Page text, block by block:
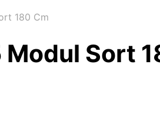
180 Cm
Modul Sort